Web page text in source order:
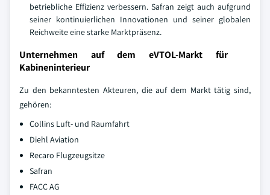
betriebliche Effizienz verbessern. Safran zeigt auch aufgrund
seiner kontinuierlichen Innovationen und seiner globalen
Reichweite eine starke Marktpräsenz.
Unternehmen auf dem eVTOL-Markt für
Kabineninterieur
Zu den bekanntesten Akteuren, die auf dem Markt tätig sind,
gehören:
Collins Luft- und Raumfahrt
Diehl Aviation
Recaro Flugzeugsitze
Safran
FACC AG